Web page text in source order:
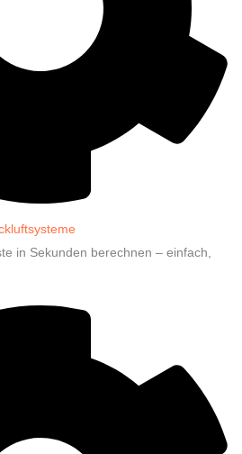
in Sekunden berechnen – einfach,